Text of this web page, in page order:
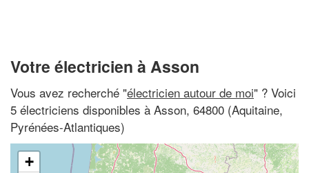
Votre électricien à Asson
Vous avez recherché "électricien autour de moi" ? Voici
5 électriciens disponibles à Asson, 64800 (Aquitaine,
Pyrénées-Atlantiques)
+